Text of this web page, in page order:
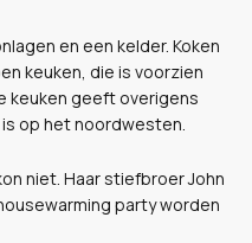
en een kelder. Koken
keuken, die is voorzien
keuken geeft overigens
op het noordwesten.
niet. Haar stiefbroer John
party worden